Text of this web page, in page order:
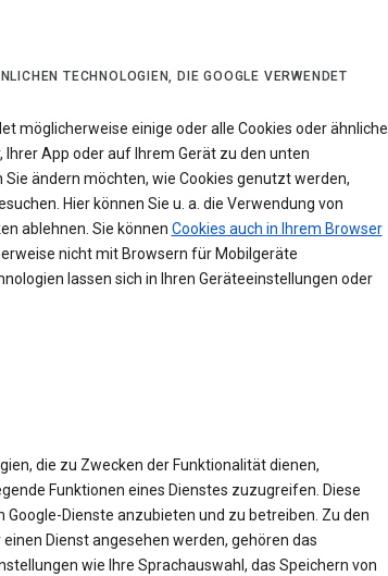
TECHNOLOGIEN, DIE GOOGLE VERWENDET
möglicherweise einige oder alle Cookies oder ähnliche
Ihrer App oder auf Ihrem Gerät zu den unten
Sie ändern möchten, wie Cookies genutzt werden,
Hier können Sie u. a. die Verwendung von
ablehnen. Sie können Cookies auch in Ihrem Browser
nicht mit Browsern für Mobilgeräte
lassen sich in Ihren Geräteeinstellungen oder
die zu Zwecken der Funktionalität dienen,
Funktionen eines Dienstes zuzugreifen. Diese
Google-Dienste anzubieten und zu betreiben. Zu den
Dienst angesehen werden, gehören das
wie Ihre Sprachauswahl, das Speichern von